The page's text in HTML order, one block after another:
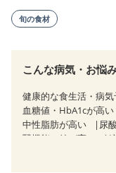
旬の食材
こんな病気・お悩
健康的な食生活・病
血糖値・HbA1cが高い
中性脂肪が高い
尿
腎機能の値が高い